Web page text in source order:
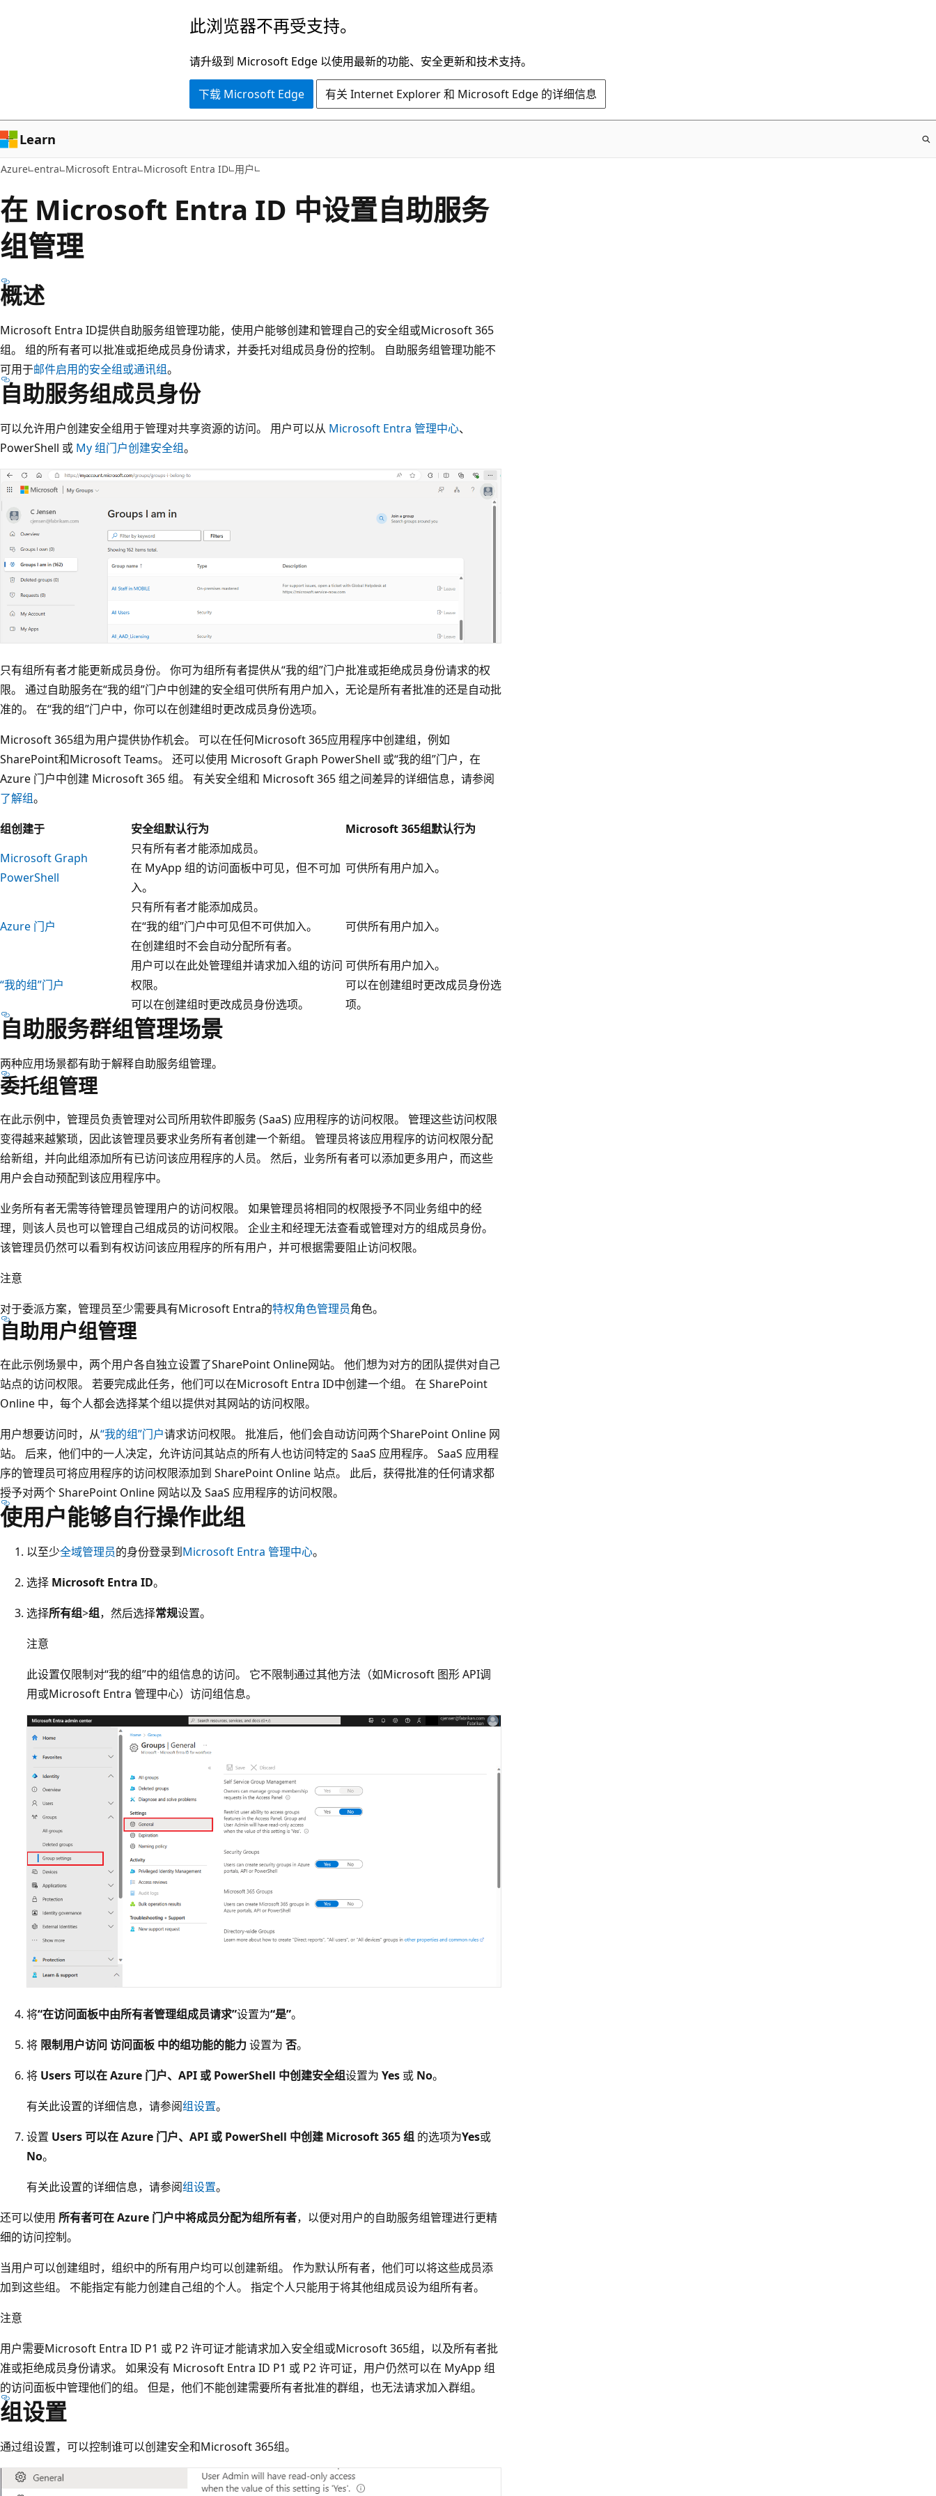
容
此浏览器不再受支持。
请升级到 Microsoft Edge 以使用最新的功能、安全更新和技术支持。
下载 Microsoft Edge 有关 Internet Explorer 和 Microsoft Edge 的详细信息
Learn
Azure entra Microsoft Entra Microsoft Entra ID 用户
在 Microsoft Entra ID 中设置自助服务
组管理
概述
Microsoft Entra ID提供自助服务组管理功能，使用户能够创建和管理自己的安全组或Microsoft 365
组。 组的所有者可以批准或拒绝成员身份请求，并委托对组成员身份的控制。 自助服务组管理功能不
可用于邮件启用的安全组或通讯组。
自助服务组成员身份
可以允许用户创建安全组用于管理对共享资源的访问。 用户可以从 Microsoft Entra 管理中心、
PowerShell 或 My 组门户创建安全组。
只有组所有者才能更新成员身份。 你可为组所有者提供从“我的组”门户批准或拒绝成员身份请求的权
限。 通过自助服务在“我的组”门户中创建的安全组可供所有用户加入，无论是所有者批准的还是自动批
准的。 在“我的组”门户中，你可以在创建组时更改成员身份选项。
Microsoft 365组为用户提供协作机会。 可以在任何Microsoft 365应用程序中创建组，例如
SharePoint和Microsoft Teams。 还可以使用 Microsoft Graph PowerShell 或“我的组”门户，在
Azure 门户中创建 Microsoft 365 组。 有关安全组和 Microsoft 365 组之间差异的详细信息，请参阅
了解组。
组创建于
安全组默认行为
Microsoft 365组默认行为
Microsoft Graph
PowerShell
只有所有者才能添加成员。
在 MyApp 组的访问面板中可见，但不可加
入。
可供所有用户加入。
Azure 门户
只有所有者才能添加成员。
在“我的组”门户中可见但不可供加入。
在创建组时不会自动分配所有者。
可供所有用户加入。
“我的组”门户
用户可以在此处管理组并请求加入组的访问
权限。
可以在创建组时更改成员身份选项。
可供所有用户加入。
可以在创建组时更改成员身份选
项。
自助服务群组管理场景
两种应用场景都有助于解释自助服务组管理。
委托组管理
在此示例中，管理员负责管理对公司所用软件即服务 (SaaS) 应用程序的访问权限。 管理这些访问权限
变得越来越繁琐，因此该管理员要求业务所有者创建一个新组。 管理员将该应用程序的访问权限分配
给新组，并向此组添加所有已访问该应用程序的人员。 然后，业务所有者可以添加更多用户，而这些
用户会自动预配到该应用程序中。
业务所有者无需等待管理员管理用户的访问权限。 如果管理员将相同的权限授予不同业务组中的经
理，则该人员也可以管理自己组成员的访问权限。 企业主和经理无法查看或管理对方的组成员身份。
该管理员仍然可以看到有权访问该应用程序的所有用户，并可根据需要阻止访问权限。
注意
对于委派方案，管理员至少需要具有Microsoft Entra的特权角色管理员角色。
自助用户组管理
在此示例场景中，两个用户各自独立设置了SharePoint Online网站。 他们想为对方的团队提供对自己
站点的访问权限。 若要完成此任务，他们可以在Microsoft Entra ID中创建一个组。 在 SharePoint
Online 中，每个人都会选择某个组以提供对其网站的访问权限。
用户想要访问时，从“我的组”门户请求访问权限。 批准后，他们会自动访问两个SharePoint Online 网
站。 后来，他们中的一人决定，允许访问其站点的所有人也访问特定的 SaaS 应用程序。 SaaS 应用程
序的管理员可将应用程序的访问权限添加到 SharePoint Online 站点。 此后，获得批准的任何请求都
授予对两个 SharePoint Online 网站以及 SaaS 应用程序的访问权限。
使用户能够自行操作此组
以至少全域管理员的身份登录到Microsoft Entra 管理中心。
选择 Microsoft Entra ID。
选择所有组>组，然后选择常规设置。
注意
此设置仅限制对“我的组”中的组信息的访问。 它不限制通过其他方法（如Microsoft 图形 API调
用或Microsoft Entra 管理中心）访问组信息。
将“在访问面板中由所有者管理组成员请求”设置为“是”。
将 限制用户访问 访问面板 中的组功能的能力设置为 否。
将 Users 可以在 Azure 门户、API 或 PowerShell 中创建安全组设置为 Yes 或 No。
有关此设置的详细信息，请参阅组设置。
设置 Users 可以在 Azure 门户、API 或 PowerShell 中创建 Microsoft 365 组 的选项为Yes或
No。
有关此设置的详细信息，请参阅组设置。
还可以使用 所有者可在 Azure 门户中将成员分配为组所有者，以便对用户的自助服务组管理进行更精
细的访问控制。
当用户可以创建组时，组织中的所有用户均可以创建新组。 作为默认所有者，他们可以将这些成员添
加到这些组。 不能指定有能力创建自己组的个人。 指定个人只能用于将其他组成员设为组所有者。
注意
用户需要Microsoft Entra ID P1 或 P2 许可证才能请求加入安全组或Microsoft 365组，以及所有者批
准或拒绝成员身份请求。 如果没有 Microsoft Entra ID P1 或 P2 许可证，用户仍然可以在 MyApp 组
的访问面板中管理他们的组。 但是，他们不能创建需要所有者批准的群组，也无法请求加入群组。
组设置
通过组设置，可以控制谁可以创建安全和Microsoft 365组。